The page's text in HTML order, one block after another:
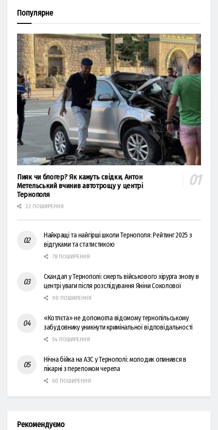
Популярне
Пияк чи блогер? Як кажуть свідки, Антон
Метельський вчинив автотрощу у центрі
Тернополя
22 ПОШИРЕННЯ
Найкращі та найгірші школи Тернополя: Рейтинг 2025 з
відгуками та статистикою
78 ПОШИРЕННЯ
Скандал у Тернополі: смерть військового хірурга знову в
центрі уваги після розслідування Яніни Соколової
90 ПОШИРЕННЯ
«Котлєта» не допомогла відомому тернопільському
забудовнику уникнути кримінальної відповідальності
54 ПОШИРЕННЯ
Нічна бійка на АЗС у Тернополі: молодик опинився в
лікарні з переломом черепа
60 ПОШИРЕННЯ
Рекомендуємо